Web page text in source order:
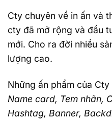
Cty chuyên về in ấn và
cty đã mở rộng và đầu
mới. Cho ra đời nhiều
lượng cao.
Những ấn phẩm của
Name card, Tem nhãn,
Hashtag, Banner,